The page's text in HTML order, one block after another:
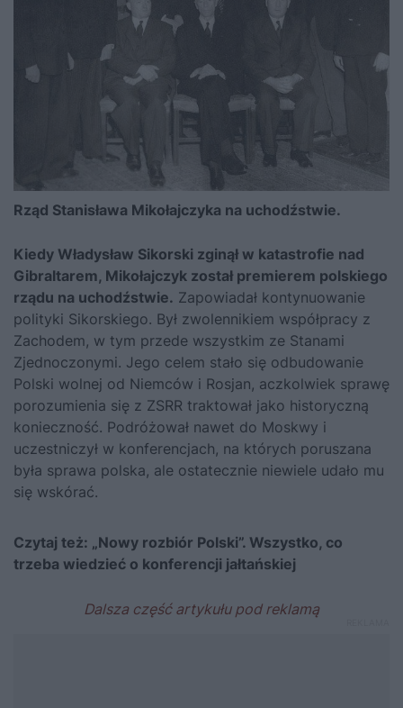
Rząd Stanisława Mikołajczyka na uchodźstwie.
Kiedy Władysław Sikorski zginął w katastrofie nad
Gibraltarem, Mikołajczyk został premierem polskiego
rządu na uchodźstwie. Zapowiadał kontynuowanie
polityki Sikorskiego. Był zwolennikiem współpracy z
Zachodem, w tym przede wszystkim ze Stanami
Zjednoczonymi. Jego celem stało się odbudowanie
Polski wolnej od Niemców i Rosjan, aczkolwiek sprawę
porozumienia się z ZSRR traktował jako historyczną
konieczność. Podróżował nawet do Moskwy i
uczestniczył w konferencjach, na których poruszana
była sprawa polska, ale ostatecznie niewiele udało mu
się wskórać.
Czytaj też: „Nowy rozbiór Polski”. Wszystko, co
trzeba wiedzieć o konferencji jałtańskiej